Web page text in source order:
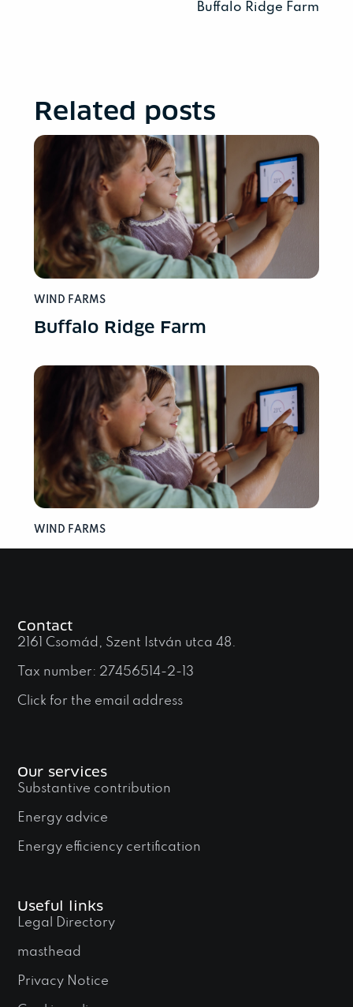
Buffalo Ridge Farm
Related posts
WIND FARMS
Buffalo Ridge Farm
WIND FARMS
Contact
2161 Csomád, Szent István utca 48.
Tax number: 27456514-2-13
Click for the email address
Our services
Substantive contribution
Energy advice
Energy efficiency certification
Useful links
Legal Directory
masthead
Privacy Notice